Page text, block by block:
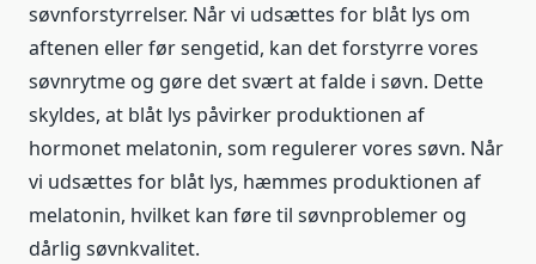
søvnforstyrrelser. Når vi udsættes for blåt lys om
aftenen eller før sengetid, kan det forstyrre vores
søvnrytme og gøre det svært at falde i søvn. Dette
skyldes, at blåt lys påvirker produktionen af
hormonet melatonin, som regulerer vores søvn. Når
vi udsættes for blåt lys, hæmmes produktionen af
melatonin, hvilket kan føre til søvnproblemer og
dårlig søvnkvalitet.